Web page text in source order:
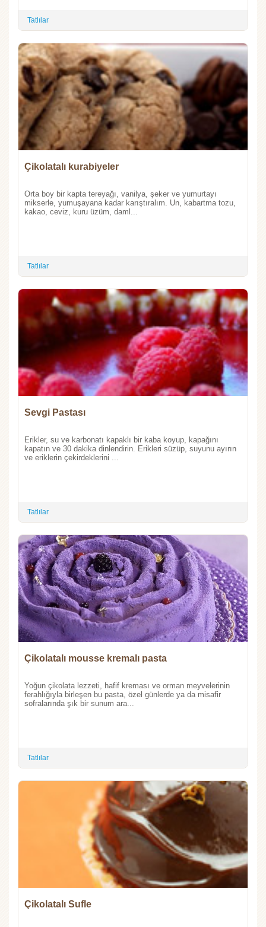
Tatlılar
Çikolatalı kurabiyeler
Orta boy bir kapta tereyağı, vanilya, şeker ve yumurtayı
mikserle, yumuşayana kadar karıştıralım. Un, kabartma tozu,
kakao, ceviz, kuru üzüm, daml...
Tatlılar
Sevgi Pastası
Erikler, su ve karbonatı kapaklı bir kaba koyup, kapağını
kapatın ve 30 dakika dinlendirin. Erikleri süzüp, suyunu ayırın
ve eriklerin çekirdeklerini ...
Tatlılar
Çikolatalı mousse kremalı pasta
Yoğun çikolata lezzeti, hafif kreması ve orman meyvelerinin
ferahlığıyla birleşen bu pasta, özel günlerde ya da misafir
sofralarında şık bir sunum ara...
Tatlılar
Çikolatalı Sufle